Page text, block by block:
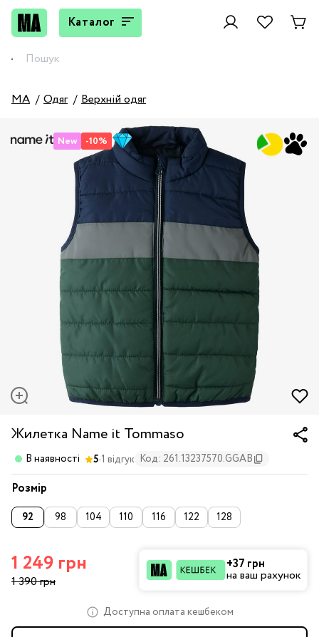
Каталог
MA Одяг Верхній одяг
New -10%
Жилетка Name it Tommaso
В наявності 5·1 відгук Код: 261.13237570.GGAB
Розмір
92 98 104 110 116 122 128
1 249 грн
1 390 грн
+37 грн
на ваш рахунок
Доступна оплата кешбеком